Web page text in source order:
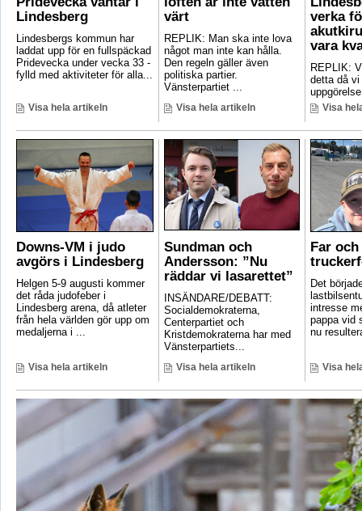
Lindesberg
Lindesbergs kommun har
laddat upp för en fullspäckad
Pridevecka under vecka 33 -
fylld med aktiviteter för alla...
Visa hela artikeln
värt
REPLIK: Man ska inte lova
något man inte kan hålla.
Den regeln gäller även
politiska partier.
Vänsterpartiet ...
Visa hela artikeln
verka
vara
REPLIK:
detta då
Visa
Downs-VM i judo
avgörs i Lindesberg
Helgen 5-9 augusti kommer
det råda judofeber i
Lindesberg arena, då atleter
från hela världen gör upp om
medaljerna i ...
Visa hela artikeln
Sundman och
Andersson: ”Nu
räddar vi lasarettet”
INSÄNDARE/DEBATT:
Socialdemokraterna,
Centerpartiet och
Kristdemokraterna har med
Vänsterpartiets...
Visa hela artikeln
Far
Det
intresse
pappa vid
nu
Visa